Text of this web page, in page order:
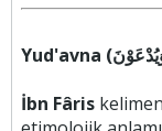
İbn Fâris